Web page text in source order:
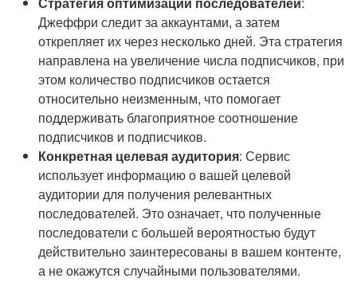
Джеффри следит за аккаунтами, а затем
открепляет их через несколько дней. Эта стратегия
направлена на увеличение числа подписчиков, при
этом количество подписчиков остается
относительно неизменным, что помогает
поддерживать благоприятное соотношение
подписчиков и подписчиков.
Конкретная целевая аудитория: Сервис
использует информацию о вашей целевой
аудитории для получения релевантных
последователей. Это означает, что полученные
последователи с большей вероятностью будут
действительно заинтересованы в вашем контенте,
а не окажутся случайными пользователями.